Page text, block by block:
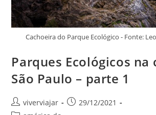
Cachoeira do Parque Ecológico - Fonte:
Parques Ecológicos na
São Paulo – parte 1
Autor
do
viverviajar
Post29/12/2021